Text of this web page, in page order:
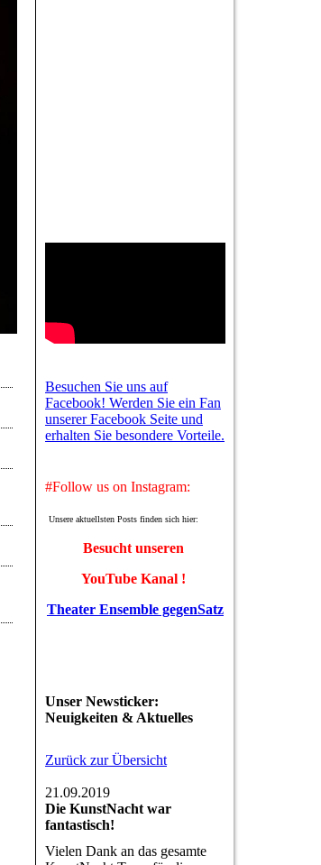
Besuchen Sie uns auf
Facebook! Werden Sie ein Fan
unserer Facebook Seite und
erhalten Sie besondere Vorteile.
#Follow us on Instagram:
Unsere aktuellsten Posts finden sich hier:
Besucht unseren
YouTube Kanal !
Theater Ensemble gegenSatz
Unser Newsticker:
Neuigkeiten & Aktuelles
Zurück zur Übersicht
21.09.2019
Die KunstNacht war
fantastisch!
Vielen Dank an das gesamte